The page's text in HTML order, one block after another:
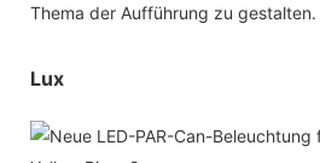
Thema der Aufführung zu gestalten.
Lux